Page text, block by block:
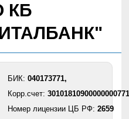
КБ
БИК:040173771,
Корр.счет:
Номер лицензии ЦБ РФ:2659